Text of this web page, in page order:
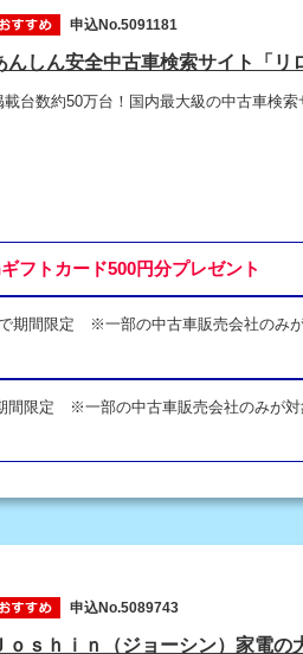
申込No.5091181
んしん安全中古車検索サイト「リ
載台数約50万台！国内最大級の中古車検索
フトカード500円分プレゼント
期間限定 ※一部の中古車販売会社のみ
間限定 ※一部の中古車販売会社のみが対
申込No.5089743
ｏｓｈｉｎ（ジョーシン）家電の